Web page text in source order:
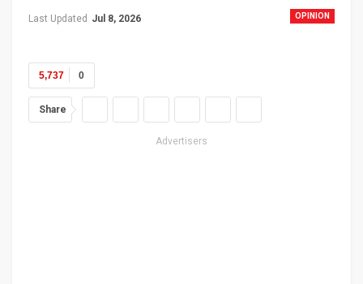
OPINION
Last Updated Jul 8, 2026
0
5,737
Share
Advertisers